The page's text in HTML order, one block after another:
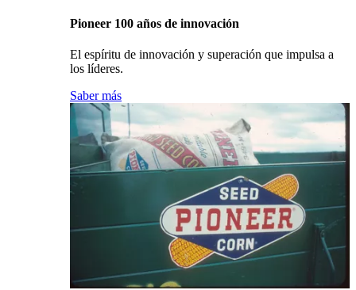
Pioneer 100 años de innovación
El espíritu de innovación y superación que impulsa a
los líderes.
Saber más